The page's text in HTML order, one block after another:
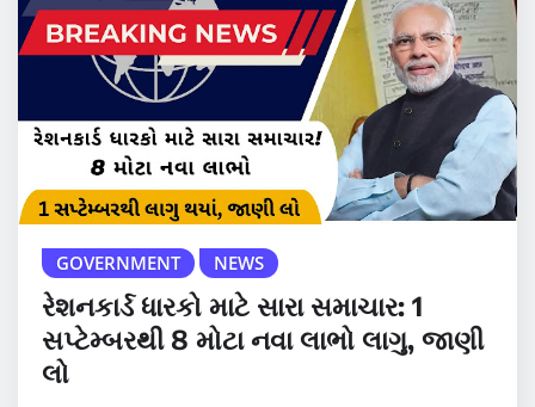
GOVERNMENT NEWS
રેશનકાર્ડ ધારકો માટે સારા સમાચાર: 1
સપ્ટેમ્બરથી 8 મોટા નવા લાભો લાગુ, જાણી
લો